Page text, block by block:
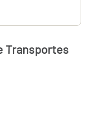
Transportes